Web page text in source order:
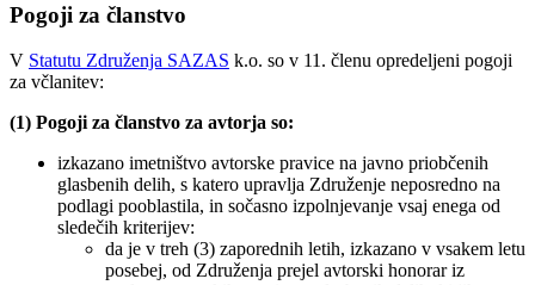
Pogoji za članstvo
V Statutu Združenja SAZAS k.o. so v 11. členu opredeljeni pogoji
za včlanitev:
(1) Pogoji za članstvo za avtorja so:
izkazano imetništvo avtorske pravice na javno priobčenih
glasbenih delih, s katero upravlja Združenje neposredno na
podlagi pooblastila, in sočasno izpolnjevanje vsaj enega od
sledečih kriterijev:
da je v treh (3) zaporednih letih, izkazano v vsakem letu
posebej, od Združenja prejel avtorski honorar iz